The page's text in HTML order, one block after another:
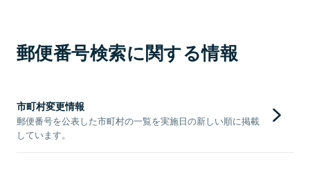
郵便番号検索に関する情報
市町村変更情報
郵便番号を公表した市町村の一覧を実施日の新しい順に掲載
しています。